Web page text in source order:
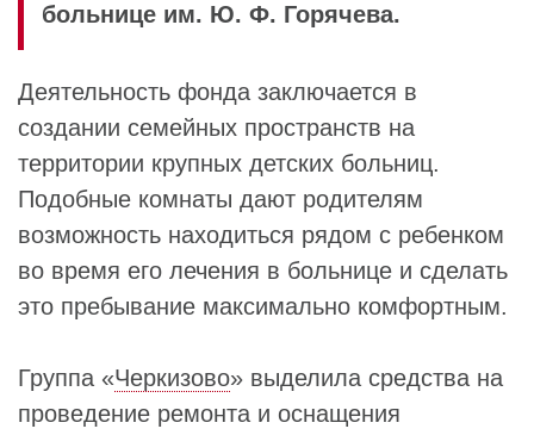
больнице им. Ю. Ф. Горячева.
Деятельность фонда заключается в
создании семейных пространств на
территории крупных детских больниц.
Подобные комнаты дают родителям
возможность находиться рядом с ребенком
во время его лечения в больнице и сделать
это пребывание максимально комфортным.
Группа «Черкизово» выделила средства на
проведение ремонта и оснащения